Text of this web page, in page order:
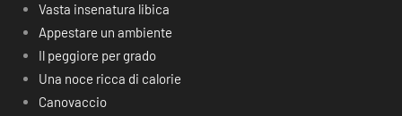
Vasta insenatura libica
Appestare un ambiente
Il peggiore per grado
Una noce ricca di calorie
Canovaccio